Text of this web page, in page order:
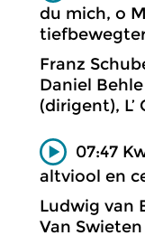
du mich, o
Franz
Daniel
(dirigent),
07:47
altviool en
Ludwig van
Van